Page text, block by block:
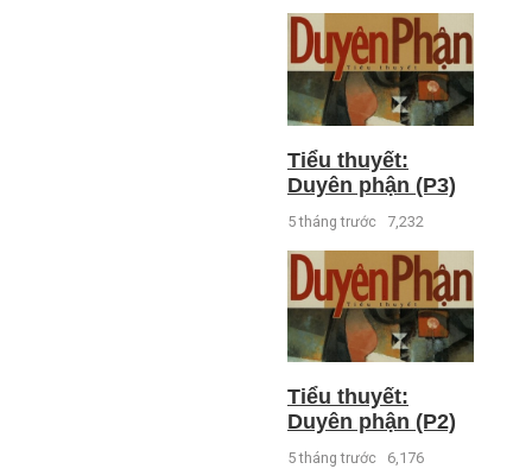
Tiểu thuyết:
Duyên phận (P3)
5 tháng trước 7,232
Tiểu thuyết:
Duyên phận (P2)
5 tháng trước 6,176